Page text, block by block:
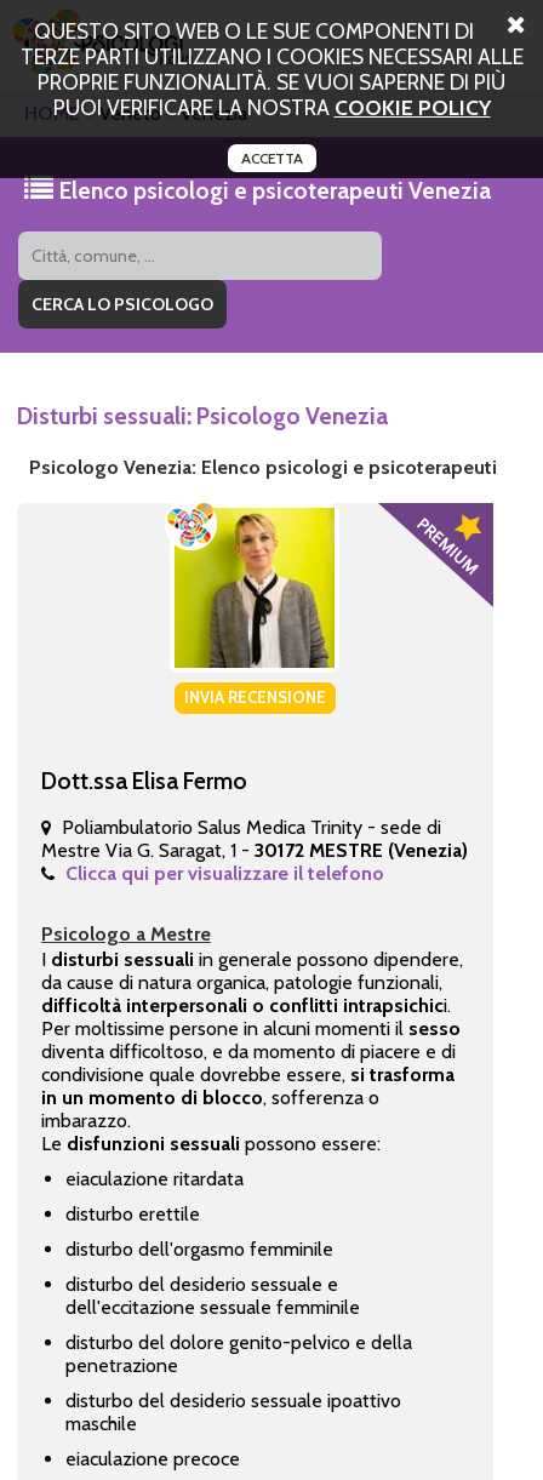
QUESTO SITO WEB O LE SUE COMPONENTI DI
TERZE PARTI UTILIZZANO I COOKIES NECESSARI ALLE
PROPRIE FUNZIONALITÀ. SE VUOI SAPERNE DI PIÙ
PUOI VERIFICARE LA NOSTRA COOKIE POLICY
ACCETTA
HOME Veneto Venezia
Elenco psicologi e psicoterapeuti Venezia
Disturbi sessuali: Psicologo Venezia
Psicologo Venezia: Elenco psicologi e psicoterapeuti
INVIA RECENSIONE
Dott.ssa Elisa Fermo
Poliambulatorio Salus Medica Trinity - sede di
Mestre Via G. Saragat, 1 - 30172 MESTRE (Venezia)
Clicca qui per visualizzare il telefono
Psicologo a Mestre
I disturbi sessuali in generale possono dipendere,
da cause di natura organica, patologie funzionali,
difficoltà interpersonali o conflitti intrapsichici.
Per moltissime persone in alcuni momenti il sesso
diventa difficoltoso, e da momento di piacere e di
condivisione quale dovrebbe essere, si trasforma
in un momento di blocco, sofferenza o
imbarazzo.
Le disfunzioni sessuali possono essere:
eiaculazione ritardata
disturbo erettile
disturbo dell'orgasmo femminile
disturbo del desiderio sessuale e
dell'eccitazione sessuale femminile
disturbo del dolore genito-pelvico e della
penetrazione
disturbo del desiderio sessuale ipoattivo
maschile
eiaculazione precoce